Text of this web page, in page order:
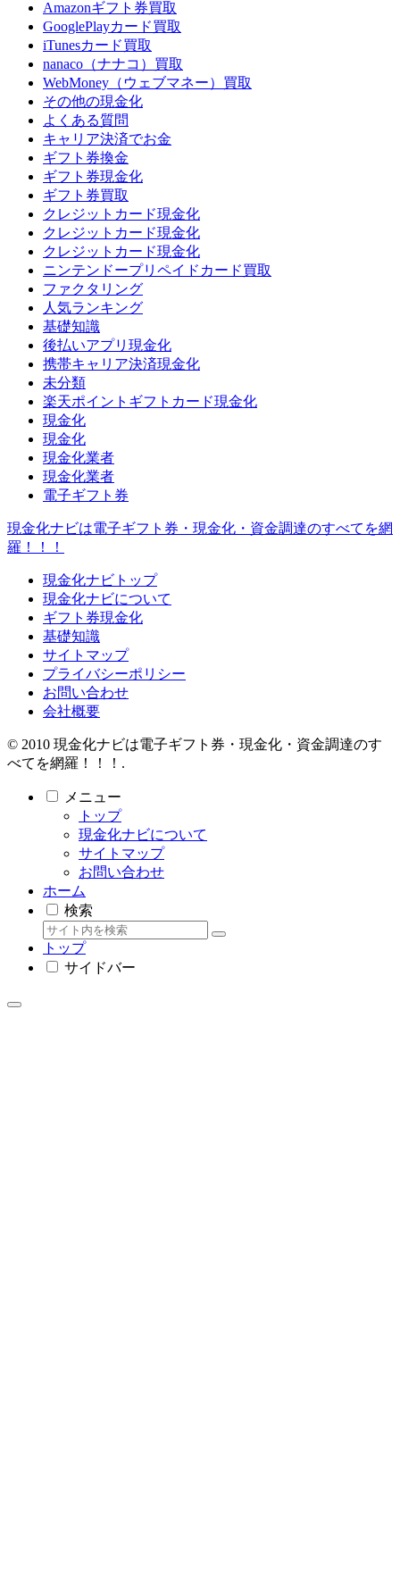
Amazonギフト券買取
GooglePlayカード買取
iTunesカード買取
nanaco（ナナコ）買取
WebMoney（ウェブマネー）買取
その他の現金化
よくある質問
キャリア決済でお金
ギフト券換金
ギフト券現金化
ギフト券買取
クレジットカード現金化
クレジットカード現金化
クレジットカード現金化
ニンテンドープリペイドカード買取
ファクタリング
人気ランキング
基礎知識
後払いアプリ現金化
携帯キャリア決済現金化
未分類
楽天ポイントギフトカード現金化
現金化
現金化
現金化業者
現金化業者
電子ギフト券
現金化ナビは電子ギフト券・現金化・資金調達のすべてを網
羅！！！
現金化ナビトップ
現金化ナビについて
ギフト券現金化
基礎知識
サイトマップ
プライバシーポリシー
お問い合わせ
会社概要
© 2010 現金化ナビは電子ギフト券・現金化・資金調達のす
べてを網羅！！！.
メニュー
トップ
現金化ナビについて
サイトマップ
お問い合わせ
ホーム
検索
トップ
サイドバー